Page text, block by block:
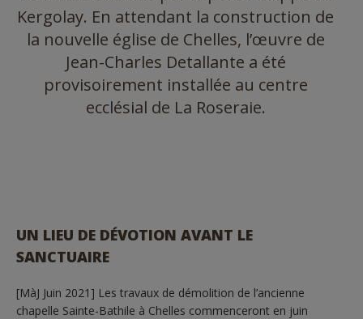
Kergolay. En attendant la construction de
la nouvelle église de Chelles, l’œuvre de
Jean-Charles Detallante a été
provisoirement installée au centre
ecclésial de La Roseraie.
UN LIEU DE DÉVOTION AVANT LE
SANCTUAIRE
[MàJ Juin 2021] Les travaux de démolition de l’ancienne
chapelle Sainte-Bathile à Chelles commenceront en juin